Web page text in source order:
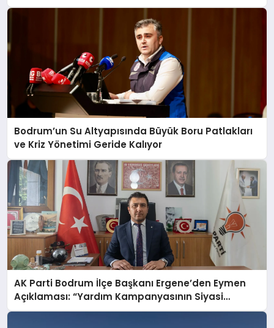
Bodrum’un Su Altyapısında Büyük Boru Patlakları
ve Kriz Yönetimi Geride Kalıyor
AK Parti Bodrum İlçe Başkanı Ergene’den Eymen
Açıklaması: “Yardım Kampanyasının Siyasi
Malzeme Yapılmasını Kınıyorum”